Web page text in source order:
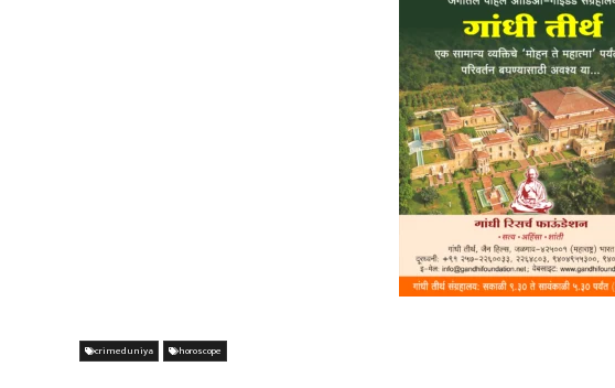
crimeduniya horoscope